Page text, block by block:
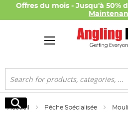
Offres du mois - Jusqu'à 50%
Rechercher
Rechercher
Accueil Pêche Spécialisée